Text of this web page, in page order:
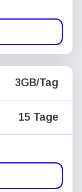
3GB/Tag
15 Tage